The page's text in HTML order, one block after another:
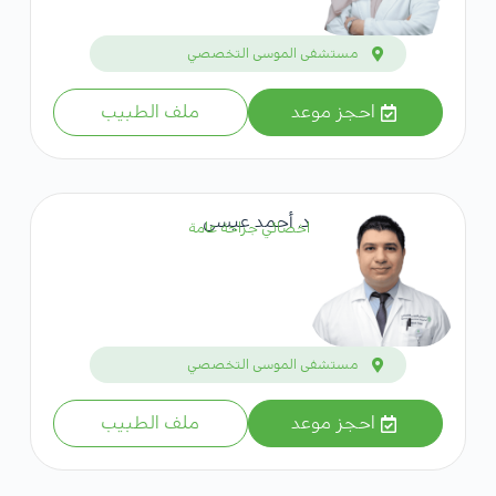
مستشفى الموسى التخصصي
احجز موعد ملف الطبيب
د. أحمد عيسى
اخصائي جراحة عامة
مستشفى الموسى التخصصي
احجز موعد ملف الطبيب